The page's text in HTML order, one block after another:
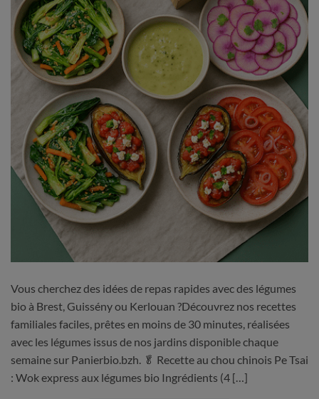
Vous cherchez des idées de repas rapides avec des légumes
bio à Brest, Guissény ou Kerlouan ?Découvrez nos recettes
familiales faciles, prêtes en moins de 30 minutes, réalisées
avec les légumes issus de nos jardins disponible chaque
semaine sur Panierbio.bzh. 🥬 Recette au chou chinois Pe Tsai
: Wok express aux légumes bio Ingrédients (4 […]